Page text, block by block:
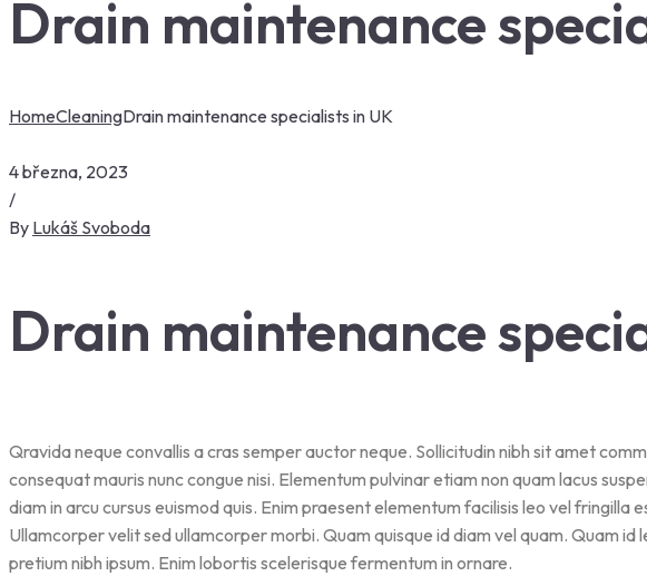
Drain maintenance
HomeCleaningDrain maintenance specialists in UK
4 března, 2023
/
By Lukáš Svoboda
Drain maintenance
Qravida neque convallis a cras semper auctor neque. Sollicitudin nibh sit amet
consequat mauris nunc congue nisi. Elementum pulvinar etiam non quam lacus
diam in arcu cursus euismod quis. Enim praesent elementum facilisis leo vel
Ullamcorper velit sed ullamcorper morbi. Quam quisque id diam vel quam. Quam
pretium nibh ipsum. Enim lobortis scelerisque fermentum in ornare.